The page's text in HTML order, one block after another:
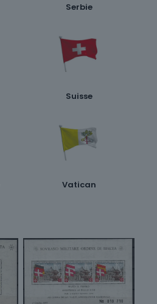
Serbie
Suisse
Vatican